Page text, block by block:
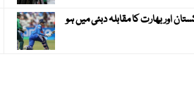
کپ 2026، پاکستان اور بھارت کا مقابلہ دبئی میں ہو